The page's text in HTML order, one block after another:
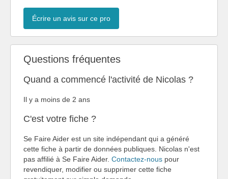
Écrire un avis sur ce pro
Questions fréquentes
Quand a commencé l'activité de Nicolas ?
Il y a moins de 2 ans
C'est votre fiche ?
Se Faire Aider est un site indépendant qui a généré
cette fiche à partir de données publiques. Nicolas n'est
pas affilié à Se Faire Aider. Contactez-nous pour
revendiquer, modifier ou supprimer cette fiche